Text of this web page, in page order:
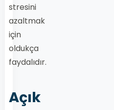
stresini
azaltmak
için
oldukça
faydalıdır.
Açık